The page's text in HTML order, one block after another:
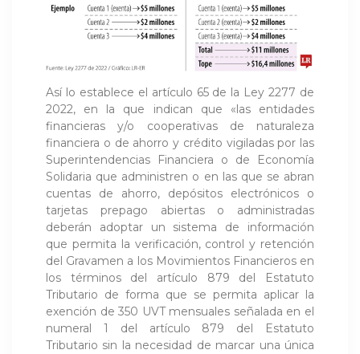
Así lo establece el artículo 65 de la Ley 2277 de
2022, en la que indican que «las entidades
financieras y/o cooperativas de naturaleza
financiera o de ahorro y crédito vigiladas por las
Superintendencias Financiera o de Economía
Solidaria que administren o en las que se abran
cuentas de ahorro, depósitos electrónicos o
tarjetas prepago abiertas o administradas
deberán adoptar un sistema de información
que permita la verificación, control y retención
del Gravamen a los Movimientos Financieros en
los términos del artículo 879 del Estatuto
Tributario de forma que se permita aplicar la
exención de 350 UVT mensuales señalada en el
numeral 1 del artículo 879 del Estatuto
Tributario sin la necesidad de marcar una única